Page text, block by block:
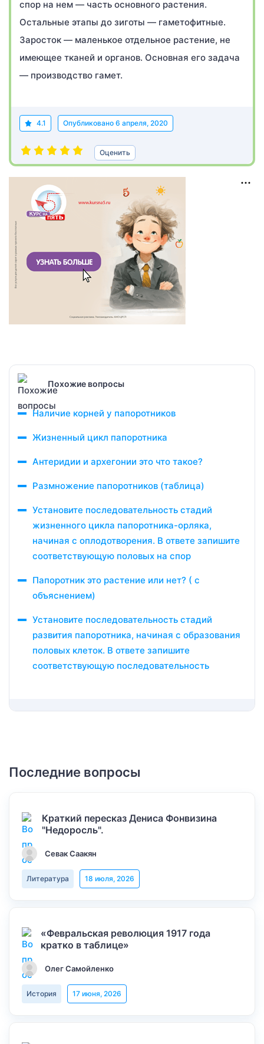
спор на нем — часть основного растения.
Остальные этапы до зиготы — гаметофитные.
Заросток — маленькое отдельное растение, не
имеющее тканей и органов. Основная его задача
— производство гамет.
4.1 Опубликовано 6 апреля, 2020
Оценить
Похожие вопросы
Наличие корней у папоротников
Жизненный цикл папоротника
Антеридии и архегонии это что такое?
Размножение папоротников (таблица)
Установите последовательность стадий
жизненного цикла папоротника-орляка,
начиная с оплодотворения. В ответе запишите
соответствующую половых на спор
Папоротник это растение или нет? ( с
объяснением)
Установите последовательность стадий
развития папоротника, начиная с образования
половых клеток. В ответе запишите
соответствующую последовательность
Последние вопросы
Краткий пересказ Дениса Фонвизина
"Недоросль".
Севак Саакян
Литература 18 июля, 2026
«Февральская революция 1917 года
кратко в таблице»
Олег Самойленко
История 17 июня, 2026